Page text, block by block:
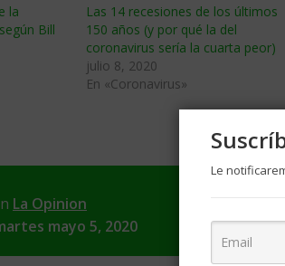
la
Bill
Las 14 recesiones de los últimos
150 años (y por qué la del
coronavirus sería la cuarta peor)
julio 8, 2020
En «Coronavirus»
La Opinion
mayo 5, 2020
Le